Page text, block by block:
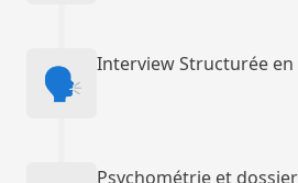
🗣️ Interview Structurée
Psychométrie et